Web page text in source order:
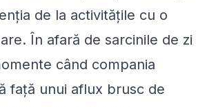
de la activitățile cu o
În afară de sarcinile de zi
când compania
față unui aflux brusc de